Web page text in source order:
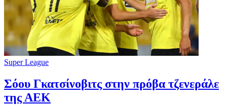
Super League
Σόου Γκατσίνοβιτς στην πρόβα τζενεράλε
της ΑΕΚ